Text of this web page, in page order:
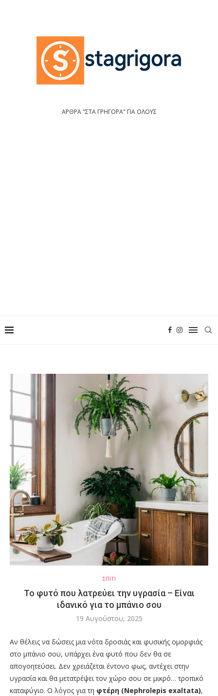
ΑΡΘΡΑ "ΣΤΑ ΓΡΗΓΟΡΑ" ΓΙΑ ΟΛΟΥΣ
ΣΠΙΤΙ
Το φυτό που λατρεύει την υγρασία – Είναι
ιδανικό για το μπάνιο σου
19 Αυγούστου, 2025
Αν θέλεις να δώσεις μια νότα δροσιάς και φυσικής ομορφιάς
στο μπάνιο σου, υπάρχει ένα φυτό που δεν θα σε
απογοητεύσει. Δεν χρειάζεται έντονο φως, αντέχει στην
υγρασία και θα μετατρέψει τον χώρο σου σε μικρό… τροπικό
καταφύγιο. Ο λόγος για τη φτέρη (Nephrolepis exaltata),